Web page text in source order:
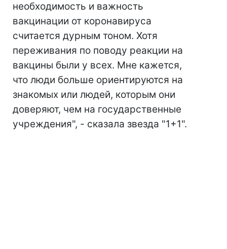
необходимость и важность
вакцинации от коронавируса
считается дурным тоном. Хотя
переживания по поводу реакции на
вакцины были у всех. Мне кажется,
что люди больше ориентируются на
знакомых или людей, которым они
доверяют, чем на государственные
учреждения", - сказала звезда "1+1".